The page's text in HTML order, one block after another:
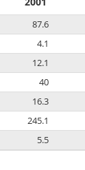
87.6
4.1
12.1
40
16.3
245.1
5.5